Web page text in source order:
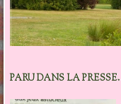
PARU DANS LA PRESSE.